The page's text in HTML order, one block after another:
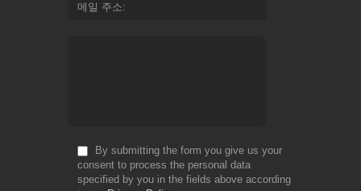
메일 주소
By submitting the form you give us your
consent to process the personal data
specified by you in the fields above according